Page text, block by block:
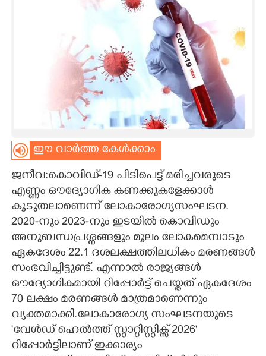
ASTRO
CARTOONS
LITERATURE
ZOOM
CONTACT US
ഈ വാർത്ത കേൾക്കാം
ജനീവ:കൊവിഡ്-19 പിടിപെട്ട് മരിച്ചവരുടെ
എണ്ണം ഔദ്യോഗിക കണക്കുകളേക്കാൾ
കൂടുതലാണെന്ന് ലോകാരോഗ്യസംഘടന.
2020-നും 2023-നും ഇടയിൽ കൊവിഡും
അനുബന്ധപ്രശ്നങ്ങളും മൂലം ലോകമെമ്പാടും
ഏകദേശം 22.1 ദശലക്ഷത്തിലധികം മരണങ്ങൾ
സംഭവിച്ചിട്ടുണ്ട്. എന്നാൽ രാജ്യങ്ങൾ
ഔദ്യോഗികമായി റിപ്പോർട്ട് ചെയ്തത് ഏകദേശം
70 ലക്ഷം മരണങ്ങൾ മാത്രമാണെന്നും
വ്യക്തമാക്കി.ലോകാരോഗ്യ സംഘടനയുടെ
'വേൾഡ് ഹെൽത്ത് സ്റ്റാറ്റിസ്റ്റിക്സ് 2026'
റിപ്പോർട്ടിലാണ് ഇക്കാര്യം